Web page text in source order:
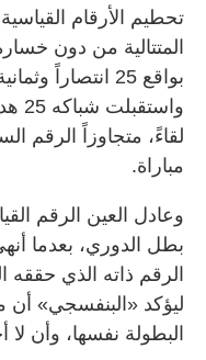
تحطيم الأرقام
مباراة.
وعادل العين الرقم
ليؤكد «البنفسجي» أن
البطولة نفسها، وأن